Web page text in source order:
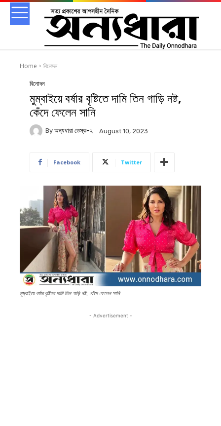
Home বিনোদন
বিনোদন
মুম্বাইয়ে বর্ষার বৃষ্টিতে দামি তিন গাড়ি নষ্ট,
কেঁদে ফেলেন সানি
By অন্যধারা ডেস্ক-২ August 10, 2023
Facebook Twitter
মুম্বাইয়ে বর্ষার বৃষ্টিতে দামি তিন গাড়ি নষ্ট, কেঁদে ফেলেন সানি
- Advertisement -